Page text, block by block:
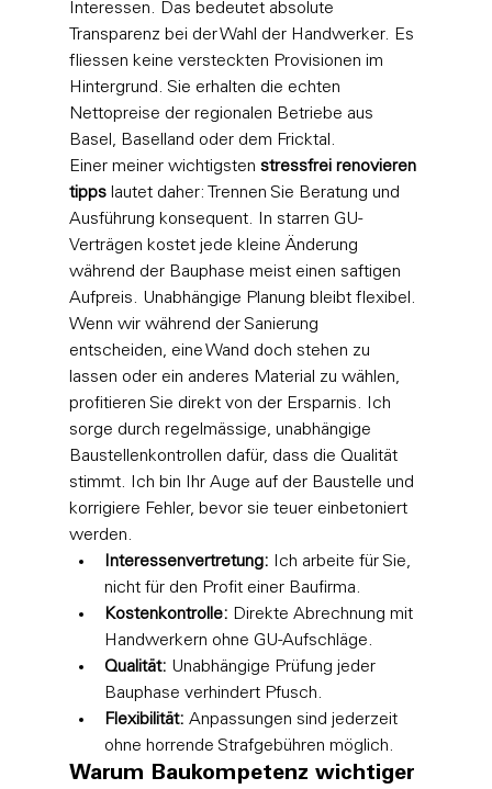
Interessen. Das bedeutet absolute
Transparenz bei der Wahl der Handwerker. Es
fliessen keine versteckten Provisionen im
Hintergrund. Sie erhalten die echten
Nettopreise der regionalen Betriebe aus
Basel, Baselland oder dem Fricktal.
Einer meiner wichtigsten stressfrei renovieren
tipps lautet daher: Trennen Sie Beratung und
Ausführung konsequent. In starren GU-
Verträgen kostet jede kleine Änderung
während der Bauphase meist einen saftigen
Aufpreis. Unabhängige Planung bleibt flexibel.
Wenn wir während der Sanierung
entscheiden, eine Wand doch stehen zu
lassen oder ein anderes Material zu wählen,
profitieren Sie direkt von der Ersparnis. Ich
sorge durch regelmässige, unabhängige
Baustellenkontrollen dafür, dass die Qualität
stimmt. Ich bin Ihr Auge auf der Baustelle und
korrigiere Fehler, bevor sie teuer einbetoniert
werden.
Interessenvertretung: Ich arbeite für Sie,
nicht für den Profit einer Baufirma.
Kostenkontrolle: Direkte Abrechnung mit
Handwerkern ohne GU-Aufschläge.
Qualität: Unabhängige Prüfung jeder
Bauphase verhindert Pfusch.
Flexibilität: Anpassungen sind jederzeit
ohne horrende Strafgebühren möglich.
Warum Baukompetenz wichtiger